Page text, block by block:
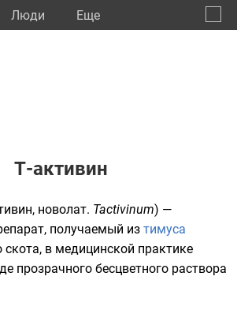
Люди Eще
Т-активин
новолат. Tactivinum) —
получаемый из тимуса
скота, в медицинской практике
прозрачного бесцветного раствора